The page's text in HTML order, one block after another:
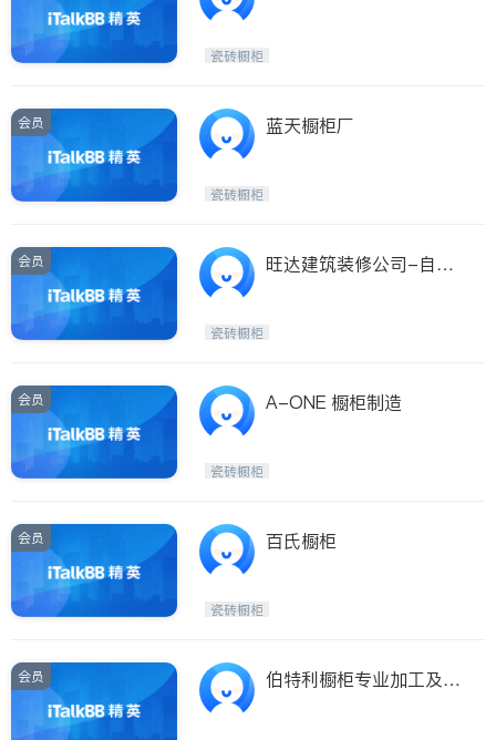
瓷砖橱柜
会员 蓝天橱柜厂
瓷砖橱柜
会员
旺达建筑装修公司-自设
瓷砖橱柜
会员 A-ONE 橱柜制造
瓷砖橱柜
会员 百氏橱柜
瓷砖橱柜
会员
伯特利橱柜专业加工及花